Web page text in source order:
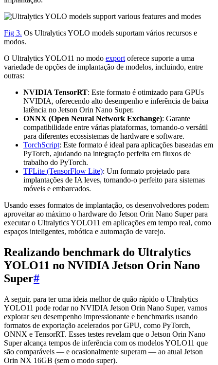
Fig 3. Os Ultralytics YOLO models suportam vários recursos e
modos.
O Ultralytics YOLO11 no modo export oferece suporte a uma
variedade de opções de implantação de modelos, incluindo, entre
outras:
NVIDIA TensorRT: Este formato é otimizado para GPUs
NVIDIA, oferecendo alto desempenho e inferência de baixa
latência no Jetson Orin Nano Super.
ONNX (Open Neural Network Exchange): Garante
compatibilidade entre várias plataformas, tornando-o versátil
para diferentes ecossistemas de hardware e software.
TorchScript: Este formato é ideal para aplicações baseadas em
PyTorch, ajudando na integração perfeita em fluxos de
trabalho do PyTorch.
TFLite (TensorFlow Lite): Um formato projetado para
implantações de IA leves, tornando-o perfeito para sistemas
móveis e embarcados.
Usando esses formatos de implantação, os desenvolvedores podem
aproveitar ao máximo o hardware do Jetson Orin Nano Super para
executar o Ultralytics YOLO11 em aplicações em tempo real, como
espaços inteligentes, robótica e automação de varejo.
Realizando benchmark do Ultralytics
YOLO11 no NVIDIA Jetson Orin Nano
Super#
A seguir, para ter uma ideia melhor de quão rápido o Ultralytics
YOLO11 pode rodar no NVIDIA Jetson Orin Nano Super, vamos
explorar seu desempenho impressionante e benchmarks usando
formatos de exportação acelerados por GPU, como PyTorch,
ONNX e TensorRT. Esses testes revelam que o Jetson Orin Nano
Super alcança tempos de inferência com os modelos YOLO11 que
são comparáveis — e ocasionalmente superam — ao atual Jetson
Orin NX 16GB (sem o modo super).